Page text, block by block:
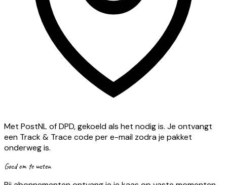
Met PostNL of DPD, gekoeld als het nodig is. Je ontvangt
een Track & Trace code per e-mail zodra je pakket
onderweg is.
Goed om te weten